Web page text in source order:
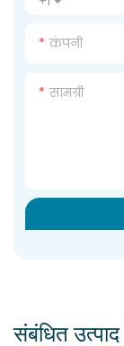
कंपनी
सामग्री
संबंधित उत्पाद